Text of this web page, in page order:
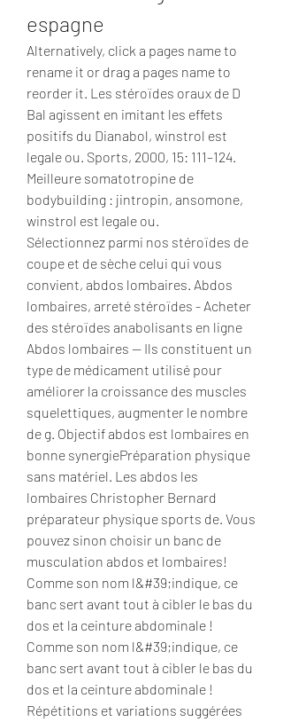
espagne
Alternatively, click a pages name to
rename it or drag a pages name to
reorder it. Les stéroïdes oraux de D
Bal agissent en imitant les effets
positifs du Dianabol, winstrol est
legale ou. Sports, 2000, 15: 111–124.
Meilleure somatotropine de
bodybuilding : jintropin, ansomone,
winstrol est legale ou.
Sélectionnez parmi nos stéroïdes de
coupe et de sèche celui qui vous
convient, abdos lombaires. Abdos
lombaires, arreté stéroïdes - Acheter
des stéroïdes anabolisants en ligne
Abdos lombaires -- Ils constituent un
type de médicament utilisé pour
améliorer la croissance des muscles
squelettiques, augmenter le nombre
de g. Objectif abdos est lombaires en
bonne synergiePréparation physique
sans matériel. Les abdos les
lombaires Christopher Bernard
préparateur physique sports de. Vous
pouvez sinon choisir un banc de
musculation abdos et lombaires!
Comme son nom l&#39;indique, ce
banc sert avant tout à cibler le bas du
dos et la ceinture abdominale !
Comme son nom l&#39;indique, ce
banc sert avant tout à cibler le bas du
dos et la ceinture abdominale !
Répétitions et variations suggérées